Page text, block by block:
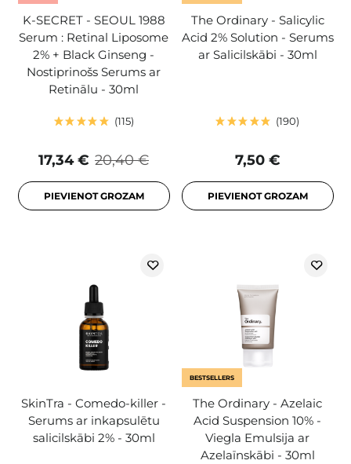
K-SECRET - SEOUL 1988
Serum : Retinal Liposome
2% + Black Ginseng -
Nostiprinošs Serums ar
Retinālu - 30ml
115
20,40 €
17,34 €
PIEVIENOT GROZAM
The Ordinary - Salicylic
Acid 2% Solution - Serums
ar Salicilskābi - 30ml
190
7,50 €
PIEVIENOT GROZAM
SkinTra - Comedo-killer -
Serums ar inkapsulētu
salicilskābi 2% - 30ml
BESTSELLERS
The Ordinary - Azelaic
Acid Suspension 10% -
Viegla Emulsija ar
Azelaīnskābi - 30ml